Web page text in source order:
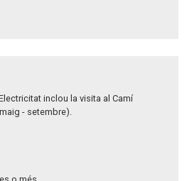
inclou la visita al Camí
- setembre).